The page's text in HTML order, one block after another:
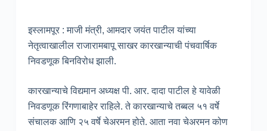
इस्लामपूर : माजी मंत्री, आमदार जयंत पाटील यांच्या
नेतृत्वाखालील राजारामबापू साखर कारखान्याची पंचवार्षिक
निवडणूक बिनविरोध झाली.
कारखान्याचे विद्यमान अध्यक्ष पी. आर. दादा पाटील हे यावेळी
निवडणूक रिंगणाबाहेर राहिले. ते कारखान्याचे तब्बल ५१ वर्षे
संचालक आणि २५ वर्षे चेअरमन होते. आता नवा चेअरमन कोण